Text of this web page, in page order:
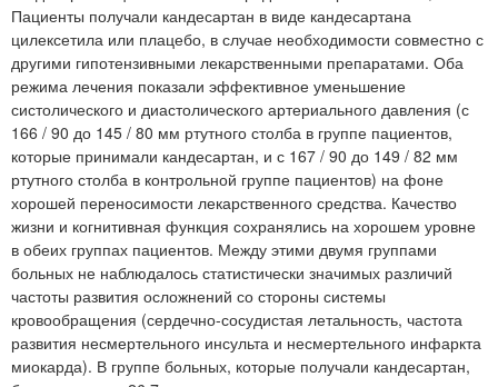
Пациенты получали кандесартан в виде кандесартана
цилексетила или плацебо, в случае необходимости совместно с
другими гипотензивными лекарственными препаратами. Оба
режима лечения показали эффективное уменьшение
систолического и диастолического артериального давления (с
166 / 90 до 145 / 80 мм ртутного столба в группе пациентов,
которые принимали кандесартан, и с 167 / 90 до 149 / 82 мм
ртутного столба в контрольной группе пациентов) на фоне
хорошей переносимости лекарственного средства. Качество
жизни и когнитивная функция сохранялись на хорошем уровне
в обеих группах пациентов. Между этими двумя группами
больных не наблюдалось статистически значимых различий
частоты развития осложнений со стороны системы
кровообращения (сердечно-сосудистая летальность, частота
развития несмертельного инсульта и несмертельного инфаркта
миокарда). В группе больных, которые получали кандесартан,